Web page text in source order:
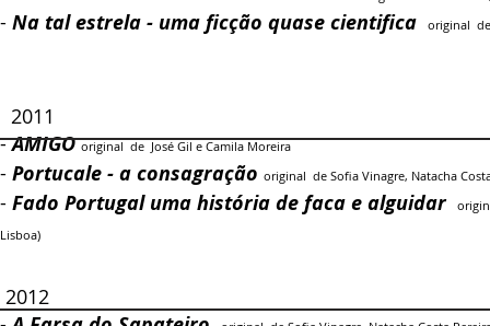
- Na tal estrela - uma ficção quase cientifica original
2011
-AMIGOoriginal de José Gil e Camila Moreira​
- Portucale - a consagração original de Sofia Vinagre, Natacha
- Fado Portugal uma história de faca e alguidar
Lisboa)
2012